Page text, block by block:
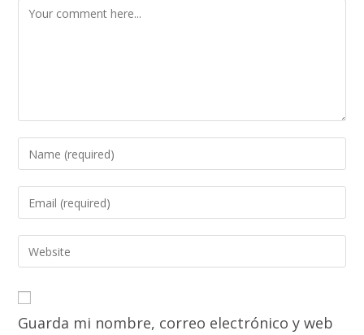
Comment
Enter
your
name
to
comment
Enter
your
email
address
Enter
your
URL
(optional)
Guarda mi nombre, correo electrónico y web